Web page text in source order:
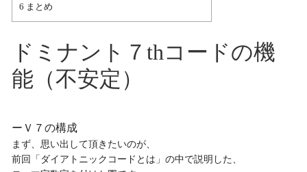
6 まとめ
ドミナント７thコードの機
能（不安定）
ーＶ７の構成
まず、思い出して頂きたいのが、
前回「ダイアトニックコードとは」の中で説明した、